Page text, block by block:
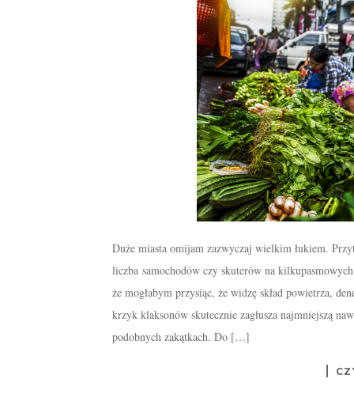
Duże miasta omijam zazwyczaj wielkim łukiem.
liczba samochodów czy skuterów na
że mogłabym przysiąc, że widzę skład powietrza,
krzyk klaksonów skutecznie zagłusza najmniejszą
podobnych zakątkach. Do […]